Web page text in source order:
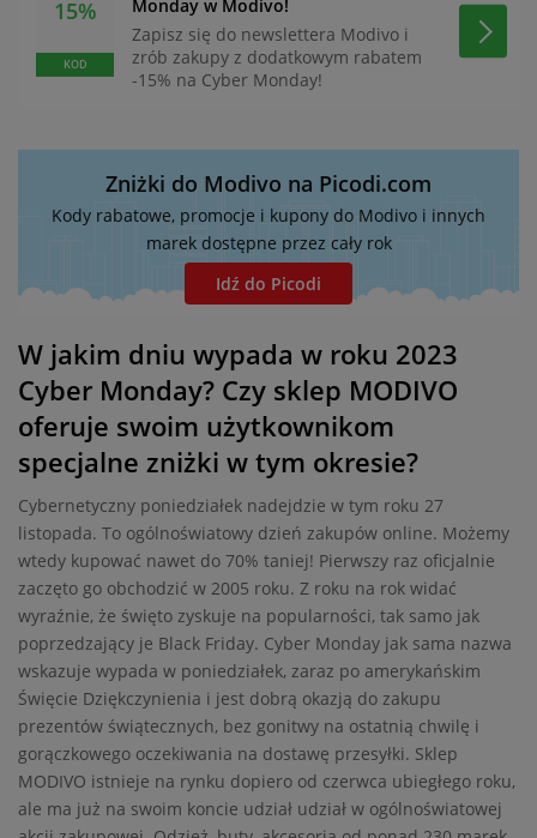
15%
KOD
Monday w Modivo!
Zapisz się do newslettera Modivo i
zrób zakupy z dodatkowym rabatem
-15% na Cyber Monday!
Zniżki do Modivo na Picodi.com
Kody rabatowe, promocje i kupony do Modivo i innych
marek dostępne przez cały rok
Idź do Picodi
W jakim dniu wypada w roku 2023
Cyber Monday? Czy sklep MODIVO
oferuje swoim użytkownikom
specjalne zniżki w tym okresie?
Cybernetyczny poniedziałek nadejdzie w tym roku 27
listopada. To ogólnoświatowy dzień zakupów online. Możemy
wtedy kupować nawet do 70% taniej! Pierwszy raz oficjalnie
zaczęto go obchodzić w 2005 roku. Z roku na rok widać
wyraźnie, że święto zyskuje na popularności, tak samo jak
poprzedzający je Black Friday. Cyber Monday jak sama nazwa
wskazuje wypada w poniedziałek, zaraz po amerykańskim
Święcie Dziękczynienia i jest dobrą okazją do zakupu
prezentów świątecznych, bez gonitwy na ostatnią chwilę i
gorączkowego oczekiwania na dostawę przesyłki. Sklep
MODIVO istnieje na rynku dopiero od czerwca ubiegłego roku,
ale ma już na swoim koncie udział udział w ogólnoświatowej